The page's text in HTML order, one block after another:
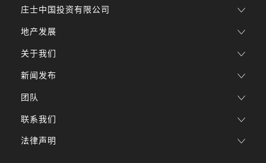
庄士中国投资有限公司
地产发展
关于我们
新闻发布
团队
联系我们
法律声明